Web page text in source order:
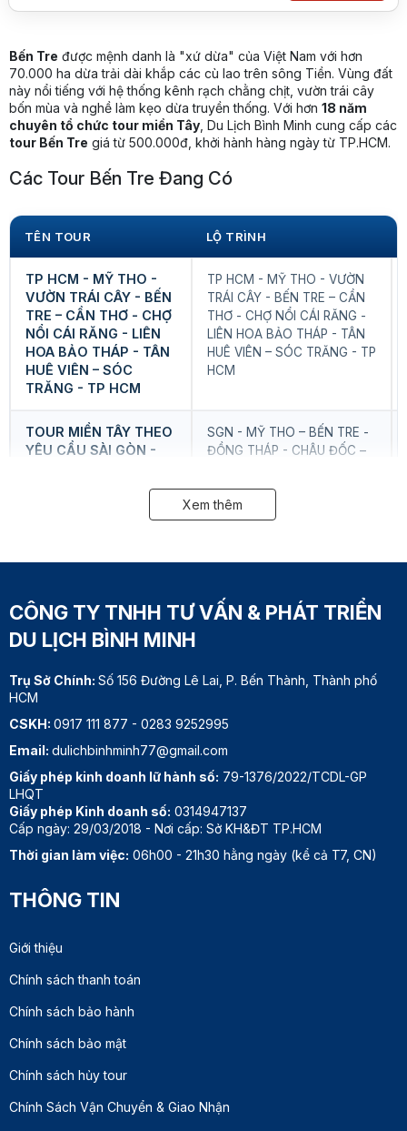
Bến Tre được mệnh danh là "xứ dừa" của Việt Nam với hơn
70.000 ha dừa trải dài khắp các cù lao trên sông Tiền. Vùng đất
này nổi tiếng với hệ thống kênh rạch chằng chịt, vườn trái cây
bốn mùa và nghề làm kẹo dừa truyền thống. Với hơn 18 năm
chuyên tổ chức tour miền Tây , Du Lịch Bình Minh cung cấp các
tour Bến Tre giá từ 500.000đ, khởi hành hàng ngày từ TP.HCM.
Các Tour Bến Tre Đang Có
TÊN TOUR LỘ TRÌNH
TP HCM - MỸ THO -
VƯỜN TRÁI CÂY - BẾN
TRE – CẦN THƠ - CHỢ
NỔI CÁI RĂNG - LIÊN
HOA BẢO THÁP - TÂN
HUÊ VIÊN – SÓC
TRĂNG - TP HCM
TP HCM - MỸ THO - VƯỜN
TRÁI CÂY - BẾN TRE – CẦN
THƠ - CHỢ NỔI CÁI RĂNG -
LIÊN HOA BẢO THÁP - TÂN
HUÊ VIÊN – SÓC TRĂNG - TP
HCM
TOUR MIỀN TÂY THEO
YÊU CẦU SÀI GÒN -
ĐỒNG THÁP - CHÂU
MAU – BẠC LIÊU – SÓC
SÂN BAY CẦN THƠ/
SGN - MỸ THO – BẾN TRE -
ĐỒNG THÁP - CHÂU ĐỐC –
LIÊU – SÓC TRĂNG – HẬU
GIANG – SÂN BAY CẦN
THƠ/SGN
Tour Cano Trên Sông
Sài Gòn: THAM QUAN
MỸ THO - BẾN TRE 1
NGÀY
—
SÀI GÒN - MỸ THO -
BẾN TRE - CẦN THƠ -
PHÚ QUỐC 4 NGÀY 3
ĐÊM
TRE - CẦN THƠ - PHÚ QUỐC
TOUR MIỀN TÂY VIP 18
TRE - CẦN THƠ - CÀ
MAU - ĐIỆN GIÓ BẠC
SGN 4 N- 3Đ. KS 5
3 - THỨ 6 HÀNG TUẦN
SGN - MỸ THO - BẾN TRE -
THO - VƯỜN TRÁI CÂY
RẺ
Xem thêm
CÔNG TY TNHH TƯ VẤN & PHÁT TRIỂN
DU LỊCH BÌNH MINH
Trụ Sở Chính: Số 156 Đường Lê Lai, P. Bến Thành, Thành phố
HCM
CSKH: 0917 111 877 - 0283 9252995
Email: dulichbinhminh77@gmail.com
Giấy phép kinh doanh lữ hành số: 79-1376/2022/TCDL-GP
LHQT
Giấy phép Kinh doanh số: 0314947137
Cấp ngày: 29/03/2018 - Nơi cấp: Sở KH&ĐT TP.HCM
Thời gian làm việc: 06h00 - 21h30 hằng ngày (kể cả T7, CN)
THÔNG TIN
Giới thiệu
Chính sách thanh toán
Chính sách bảo hành
Chính sách bảo mật
Chính sách hủy tour
Chính Sách Vận Chuyển & Giao Nhận